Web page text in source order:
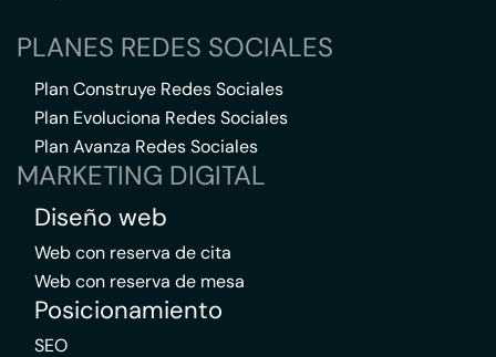
PLANES REDES SOCIALES
Plan Construye Redes Sociales
Plan Evoluciona Redes Sociales
Plan Avanza Redes Sociales
MARKETING DIGITAL
Diseño web
Web con reserva de cita
Web con reserva de mesa
Posicionamiento
SEO